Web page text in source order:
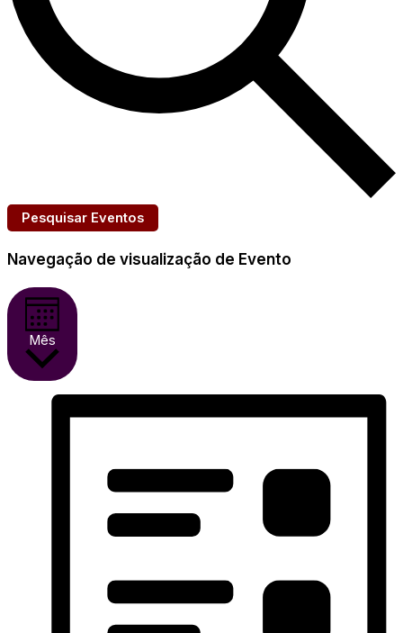
Pesquisar Eventos
Navegação de visualização de Evento
Mês